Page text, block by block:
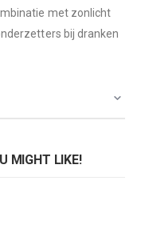
met zonlicht
bij dranken
MIGHT LIKE!